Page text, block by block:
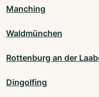
Manching
Waldmünchen
Rottenburg an der
Dingolfing